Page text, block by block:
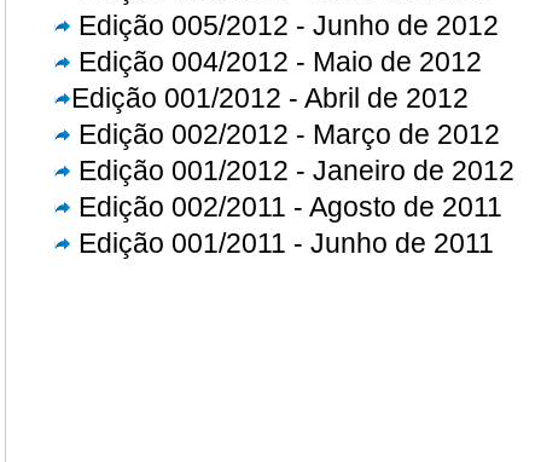
Edição 005/2012 - Junho de 2012
Edição 004/2012 - Maio de 2012
Edição 001/2012 - Abril de 2012
Edição 002/2012 - Março de 2012
Edição 001/2012 - Janeiro de 2012
Edição 002/2011 - Agosto de 2011
Edição 001/2011 - Junho de 2011